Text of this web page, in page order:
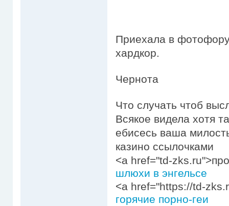
Приехала в
хардкор.
Чернота
Что случать чтоб
Всякое видела хотя
ебисесь ваша
казино ссылочками
<a href="td-
шлюхи в энгельсе
<a href="https://td-
горячие порно-геи